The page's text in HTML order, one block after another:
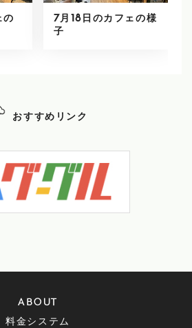
の
7月18日のカフェの様
子
おすすめリンク
ABOUT
料金システム